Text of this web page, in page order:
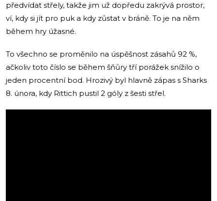
předvídat střely, takže jim už dopředu zakrývá prostor,
ví, kdy si jít pro puk a kdy zůstat v bráně. To je na něm
během hry úžasné.
To všechno se proměnilo na úspěšnost zásahů 92 %,
ačkoliv toto číslo se během šňůry tří porážek snížilo o
jeden procentní bod. Hrozivý byl hlavně zápas s Sharks
8. února, kdy Rittich pustil 2 góly z šesti střel.